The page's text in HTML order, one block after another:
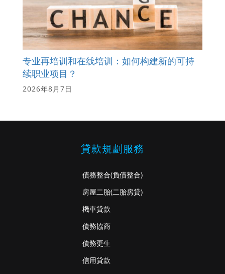
专业再培训和在线培训：如何构建新的可持
续职业项目？
2026年8月7日
貸款規劃服務
債務整合(負債整合)
房屋二胎(二胎房貸)
機車貸款
債務協商
債務更生
信用貸款